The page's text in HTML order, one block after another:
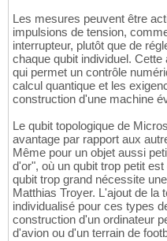
Les mesures peuvent être
impulsions de tension,
interrupteur, plutôt que de
chaque qubit individuel.
qui permet un contrôle
calcul quantique et les
construction d'une machine
Le qubit topologique de
avantage par rapport aux
Même pour un objet aussi
d'or", où un qubit trop petit
qubit trop grand nécessite
Matthias Troyer. L'ajout de la
individualisé pour ces types
construction d'un ordinateur
d'avion ou d'un terrain de